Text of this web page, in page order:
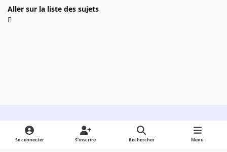
Aller sur la liste des sujets
Light ModeDark ModeSystem Preference
Se connecter S’inscrire Rechercher Menu